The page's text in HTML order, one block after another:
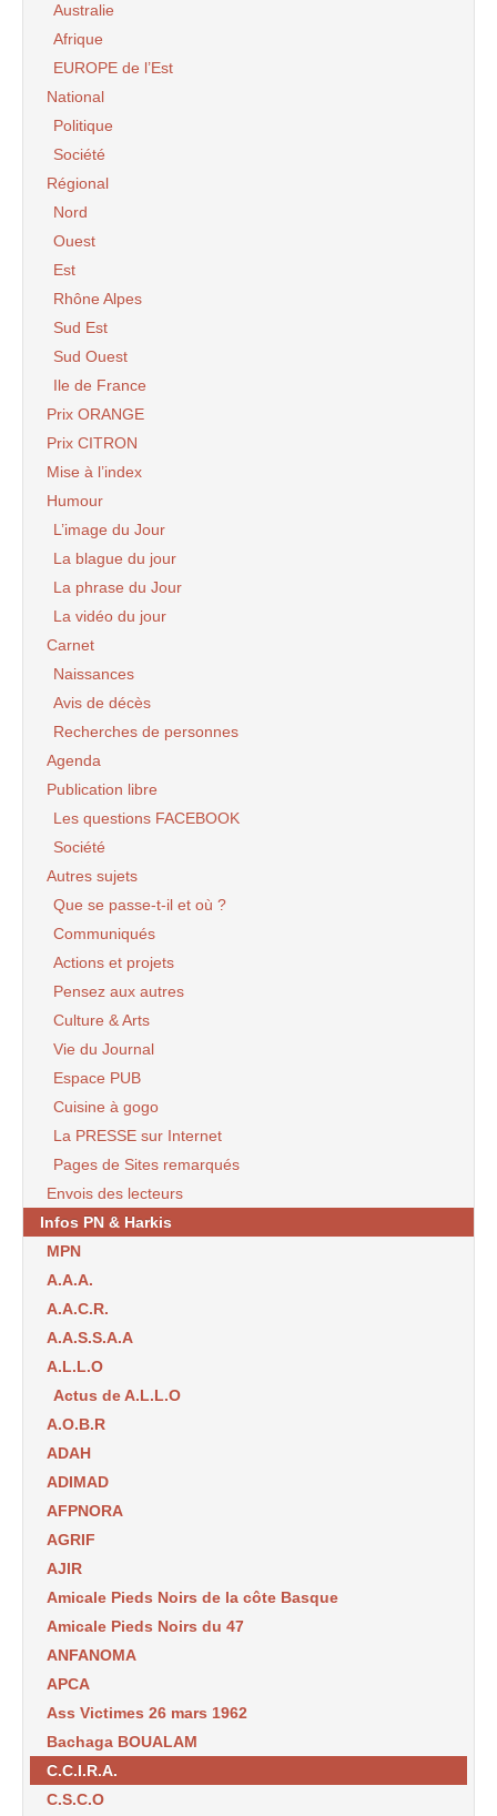
Australie
Afrique
EUROPE de l’Est
National
Politique
Société
Régional
Nord
Ouest
Est
Rhône Alpes
Sud Est
Sud Ouest
Ile de France
Prix ORANGE
Prix CITRON
Mise à l’index
Humour
L’image du Jour
La blague du jour
La phrase du Jour
La vidéo du jour
Carnet
Naissances
Avis de décès
Recherches de personnes
Agenda
Publication libre
Les questions FACEBOOK
Société
Autres sujets
Que se passe-t-il et où ?
Communiqués
Actions et projets
Pensez aux autres
Culture & Arts
Vie du Journal
Espace PUB
Cuisine à gogo
La PRESSE sur Internet
Pages de Sites remarqués
Envois des lecteurs
Infos PN & Harkis
MPN
A.A.A.
A.A.C.R.
A.A.S.S.A.A
A.L.L.O
Actus de A.L.L.O
A.O.B.R
ADAH
ADIMAD
AFPNORA
AGRIF
AJIR
Amicale Pieds Noirs de la côte Basque
Amicale Pieds Noirs du 47
ANFANOMA
APCA
Ass Victimes 26 mars 1962
Bachaga BOUALAM
C.C.I.R.A.
C.S.C.O